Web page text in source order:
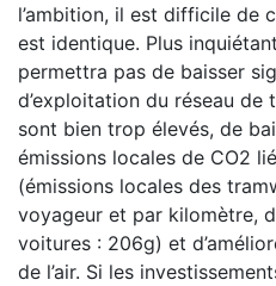
l’ambition, il est difficile de
est identique. Plus
permettra pas de baisser
d’exploitation du réseau
sont bien trop élevés, de
émissions locales de CO2
(émissions locales des
voyageur et par kilomètre,
voitures : 206g) et
de l’air. Si les